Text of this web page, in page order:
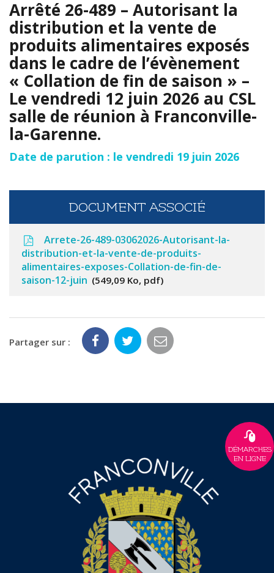
Arrêté 26-489 – Autorisant la
distribution et la vente de
produits alimentaires exposés
dans le cadre de l’évènement
« Collation de fin de saison » –
Le vendredi 12 juin 2026 au CSL
salle de réunion à Franconville-
la-Garenne.
Date de parution : le vendredi 19 juin 2026
DOCUMENT ASSOCIÉ
Arrete-26-489-03062026-Autorisant-la-
distribution-et-la-vente-de-produits-
alimentaires-exposes-Collation-de-fin-de-
saison-12-juin
549,09 Ko, pdf
Partager sur :
DÉMARCHES
EN LIGNE